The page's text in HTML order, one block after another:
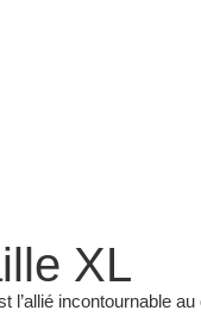
XL
incontournable au